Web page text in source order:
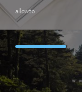
allowto